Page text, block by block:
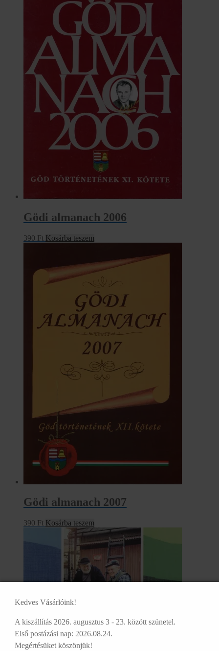
Gödi almanach 2006
390 Ft Kosárba teszem
Gödi almanach 2007
390 Ft Kosárba teszem
Kedves Vásárlóink!
A kiszállítás 2026. augusztus 3 - 23. között szünetel.
Első postázási nap: 2026.08.24.
Megértésüket köszönjük!